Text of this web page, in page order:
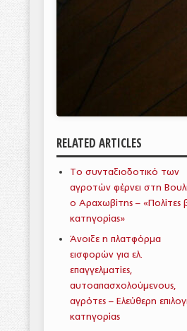
RELATED ARTICLES
Το συνταξιοδοτικό των
αγροτών φέρνει στη
ο Αραχωβίτης – «Πολίτες
κατηγορίας»
Άνοιξε η πλατφόρμα
εισφορών για ελ.
επαγγελματίες,
αυτοαπασχολούμενους,
αγρότες – Ελεύθερη
κατηγορίας